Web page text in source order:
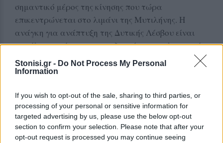
Stonisi.gr - Do Not Process My Personal
Information
If you wish to opt-out of the sale, sharing to third parties, or
processing of your personal or sensitive information for
targeted advertising by us, please use the below opt-out
section to confirm your selection. Please note that after your
opt-out request is processed you may continue seeing
σημαντικό μέρος της κίνησης που τώρα
επικεντρώνεται στο λιμάνι της Μυτιλήνης. Η
ανάγκη για ανάπτυξη της Δυτικής Λέσβου είναι
μεγάλη, σημείωσε και η αξιοποίηση του λιμανιού
του Σιγρίου θα μπορούσε να βοηθήσει στην
αποσυμφόρηση της Μυτιλήνης, καθώς και στην
διάστημα σύμφωνα με τον κ. Τακτικό θα γίνουν
διαβουλεύσεις και συζητήσεις με τους
συναρμόδιους φορείς προκειμένου να προωθηθεί
το θέμα αυτό.